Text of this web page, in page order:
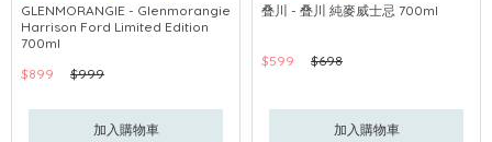
GLENMORANGIE - Glenmorangie
Harrison Ford Limited Edition
700ml
$899
$999
加入購物車
叠川 - 叠川 純麥威士忌 700ml
$599 $698
加入購物車